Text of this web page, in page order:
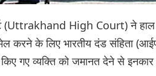
(Uttrakhand High Court) ने हाल
करने के लिए भारतीय दंड संहिता
गए व्यक्ति को जमानत देने से इनकार